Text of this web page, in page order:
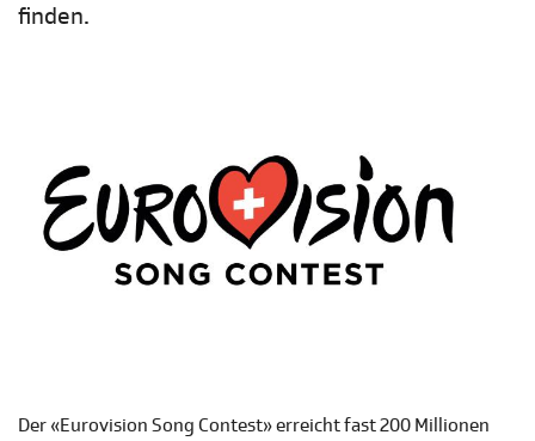
finden.
Der «Eurovision Song Contest» erreicht fast 200 Millionen